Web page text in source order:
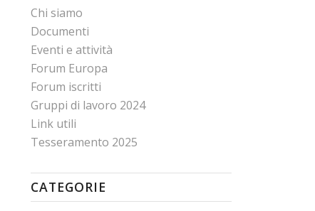
Chi siamo
Documenti
Eventi e attività
Forum Europa
Forum iscritti
Gruppi di lavoro 2024
Link utili
Tesseramento 2025
CATEGORIE